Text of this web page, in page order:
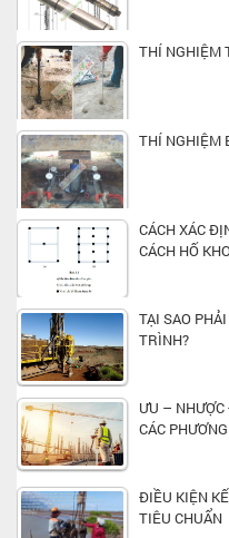
THÍ NGHIỆM
THÍ NGHIỆM
CÁCH XÁC
CÁCH HỐ
TẠI SAO
TRÌNH?
ƯU –
CÁC
ĐIỀU KIỆN
TIÊU CHUẨN